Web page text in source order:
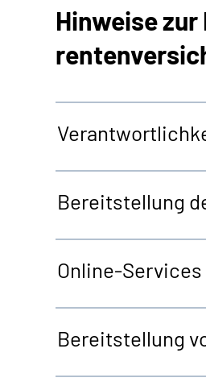
Hinweise
Bereitstellung
Online-Services
Bereitstellung